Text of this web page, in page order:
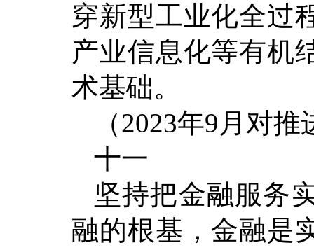
穿新型工业化全过
产业信息化等有机
术基础。
（2023年9月对
十一
坚持把金融服务
融的根基，金融是